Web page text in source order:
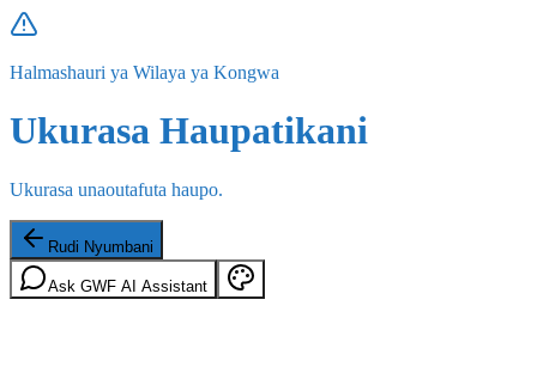
Halmashauri ya Wilaya ya Kongwa
Ukurasa Haupatikani
Ukurasa unaoutafuta haupo.
Rudi Nyumbani
Ask GWF AI Assistant